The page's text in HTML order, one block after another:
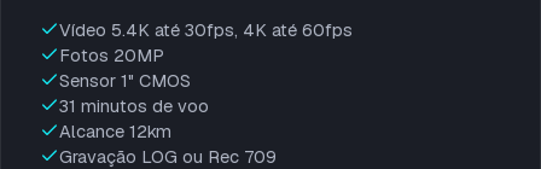
Vídeo 5.4K até 30fps, 4K até 60fps
Fotos 20MP
Sensor 1" CMOS
31 minutos de voo
Alcance 12km
Gravação LOG ou Rec 709